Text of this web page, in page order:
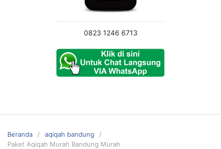
0823 1246 6713
Beranda
aqiqah bandung
Paket Aqiqah Murah Bandung Murah